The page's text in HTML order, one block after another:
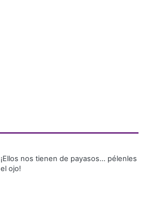
¡Ellos nos tienen de payasos… pélenles
el ojo!